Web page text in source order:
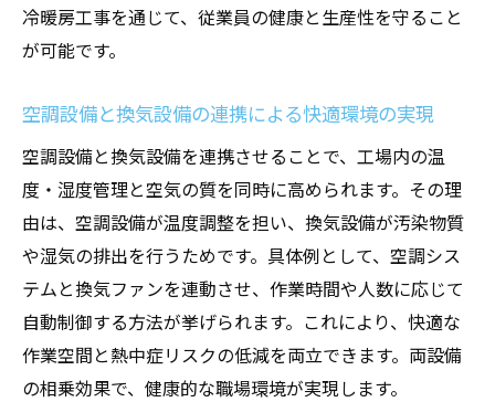
ント
熱中症対策に有効な設備選定の実際例
工場店舗設計で空調設備を効果的に配置す
る方法
換気設備導入で室内の空気を常に新鮮に保
つ工夫
冷暖房工事で快適性と省エネを両立する設
計例
ゾーン空調活用によるスタッフの熱中症対
策
冷暖房工事を通じて、従業員の健康と生産性を守ること
が可能です。
空調設備と換気設備の連携による快適環境の実現
空調設備と換気設備を連携させることで、工場内の温
度・湿度管理と空気の質を同時に高められます。その理
由は、空調設備が温度調整を担い、換気設備が汚染物質
や湿気の排出を行うためです。具体例として、空調シス
テムと換気ファンを連動させ、作業時間や人数に応じて
自動制御する方法が挙げられます。これにより、快適な
作業空間と熱中症リスクの低減を両立できます。両設備
の相乗効果で、健康的な職場環境が実現します。